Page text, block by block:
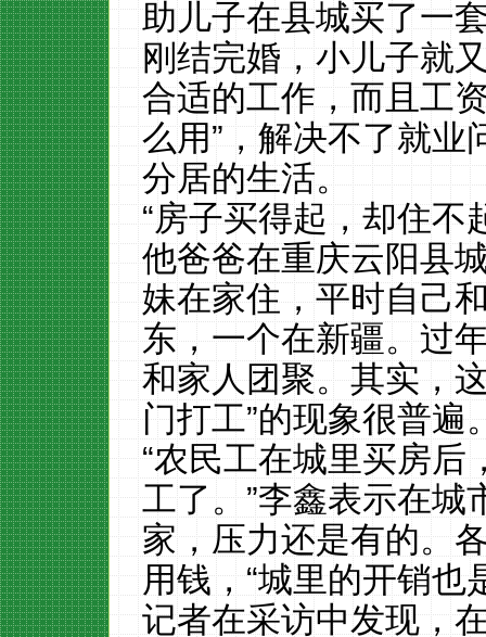
助儿子在县城买了一
刚结完婚，小儿子就
合适的工作，而且工
么用”，解决不了就业
分居的生活。
“房子买得起，却住不
他爸爸在重庆云阳县
妹在家住，平时自己
东，一个在新疆。过
和家人团聚。其实，
门打工”的现象很普遍
“农民工在城里买房后
工了。”李鑫表示在城
家，压力还是有的。
用钱，“城里的开销也
记者在采访中发现，